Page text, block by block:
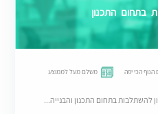
בתחום התכנון
הנוף הכי יפה משלם מעל לממוצע
להשתלבות בתחום התכנון והבנייה...